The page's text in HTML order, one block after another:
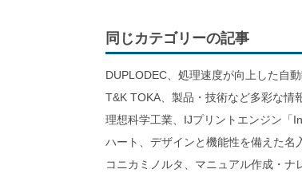
同じカテゴリーの記事
DUPLODEC、処理速度が向上した自
T&K TOKA、製品・技術など多彩な情
理想科学工業、IJプリントエンジン「
ハート、デザインと機能性を備えた名
コニカミノルタ、マニュアル作成・ナ